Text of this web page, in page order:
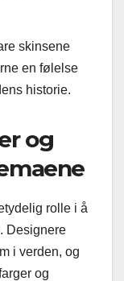
skinsene
en følelse
historie.
og
rolle i å
Designere
i verden, og
og